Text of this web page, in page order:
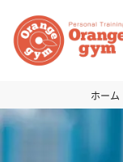
ホーム